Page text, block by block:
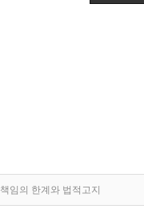
책임의 한계와 법적고지